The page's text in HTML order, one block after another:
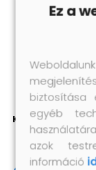
Kültéri
382 x 382 x
182 990
Ez a
biztosítása
egyéb
azok
információ